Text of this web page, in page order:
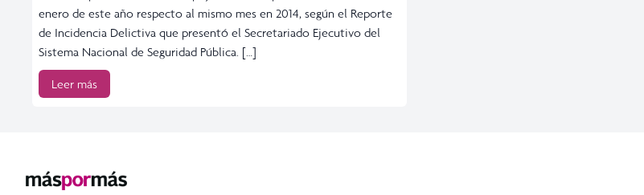
enero de este año respecto al mismo mes en 2014, según el Reporte
de Incidencia Delictiva que presentó el Secretariado Ejecutivo del
Sistema Nacional de Seguridad Pública. […]
Leer más